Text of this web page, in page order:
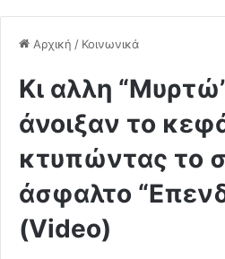
Αρχική / Κοινωνικά
Kι αλλη
άνοιξαν το
κτυπώντας το
άσφαλτο
(Video)